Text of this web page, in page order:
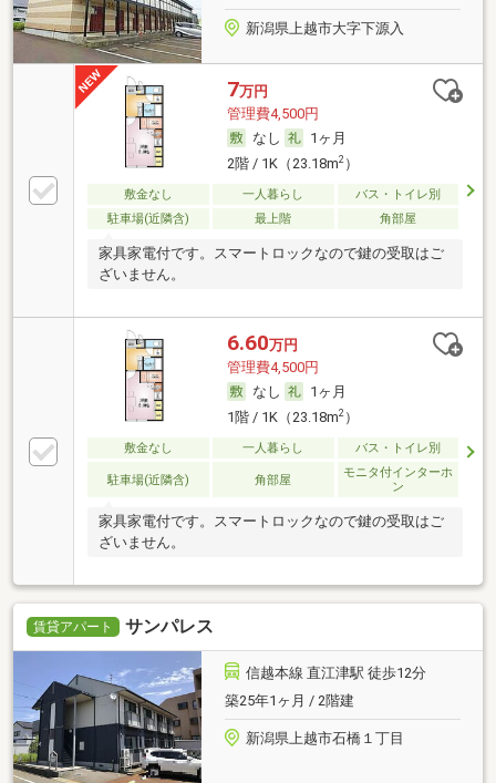
新潟県上越市大字下源入
7万円
管理費4,500円
なし
1ヶ月
2階 / 1K（23.18m2）
敷金なし 一人暮らし
バス・トイレ別
駐車場(近隣含)
最上階 角部屋
家具家電付です。スマートロックなので鍵の受取はご
ざいません。
6.60万円
管理費4,500円
なし
1ヶ月
1階 / 1K（23.18m2）
敷金なし 一人暮らし バス・トイレ別
駐車場(近隣含) 角部屋
モニタ付インターホ
ン
家具家電付です。スマートロックなので鍵の受取はご
ざいません。
賃貸アパート サンパレス
信越本線 直江津駅 徒歩12分
築25年1ヶ月 / 2階建
新潟県上越市石橋１丁目